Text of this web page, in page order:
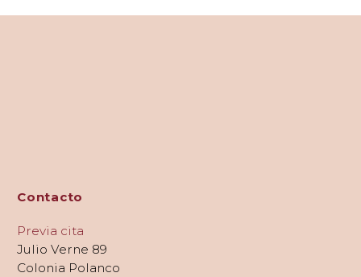
Contacto
Previa cita
Julio Verne 89
Colonia Polanco